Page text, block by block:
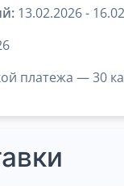
13.02.2026 -
платежа — 30